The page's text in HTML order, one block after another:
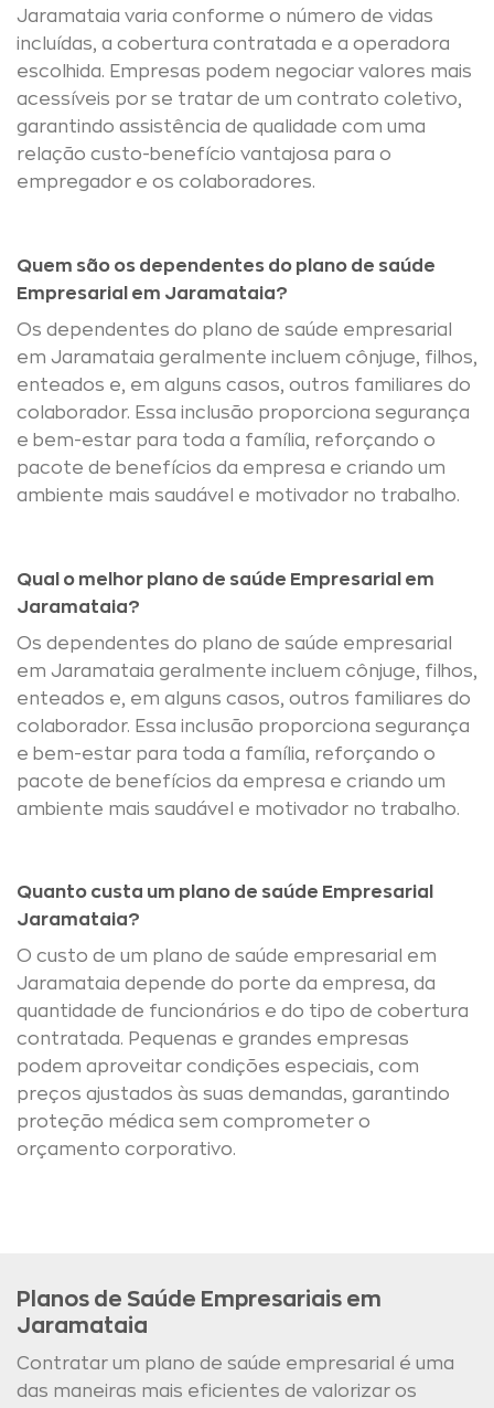
Jaramataia varia conforme o número de vidas
incluídas, a cobertura contratada e a operadora
escolhida. Empresas podem negociar valores mais
acessíveis por se tratar de um contrato coletivo,
garantindo assistência de qualidade com uma
relação custo-benefício vantajosa para o
empregador e os colaboradores.
Quem são os dependentes do plano de saúde
Empresarial em Jaramataia?
Os dependentes do plano de saúde empresarial
em Jaramataia geralmente incluem cônjuge, filhos,
enteados e, em alguns casos, outros familiares do
colaborador. Essa inclusão proporciona segurança
e bem-estar para toda a família, reforçando o
pacote de benefícios da empresa e criando um
ambiente mais saudável e motivador no trabalho.
Qual o melhor plano de saúde Empresarial em
Jaramataia?
Os dependentes do plano de saúde empresarial
em Jaramataia geralmente incluem cônjuge, filhos,
enteados e, em alguns casos, outros familiares do
colaborador. Essa inclusão proporciona segurança
e bem-estar para toda a família, reforçando o
pacote de benefícios da empresa e criando um
ambiente mais saudável e motivador no trabalho.
Quanto custa um plano de saúde Empresarial
Jaramataia?
O custo de um plano de saúde empresarial em
Jaramataia depende do porte da empresa, da
quantidade de funcionários e do tipo de cobertura
contratada. Pequenas e grandes empresas
podem aproveitar condições especiais, com
preços ajustados às suas demandas, garantindo
proteção médica sem comprometer o
orçamento corporativo.
Planos de Saúde Empresariais em
Jaramataia
Contratar um plano de saúde empresarial é uma
das maneiras mais eficientes de valorizar os